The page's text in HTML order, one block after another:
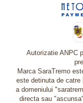
Autorizatie ANPC
Marca SaraTremo
este detinuta de
a domeniului
directa sau